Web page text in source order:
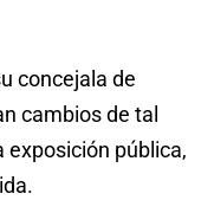
concejala de
cambios de tal
exposición pública,